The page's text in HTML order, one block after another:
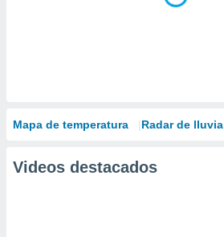
Mapa de temperatura Radar de lluvia
Videos destacados